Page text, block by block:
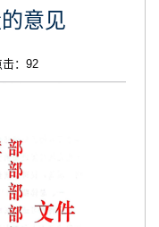
意见
： 92